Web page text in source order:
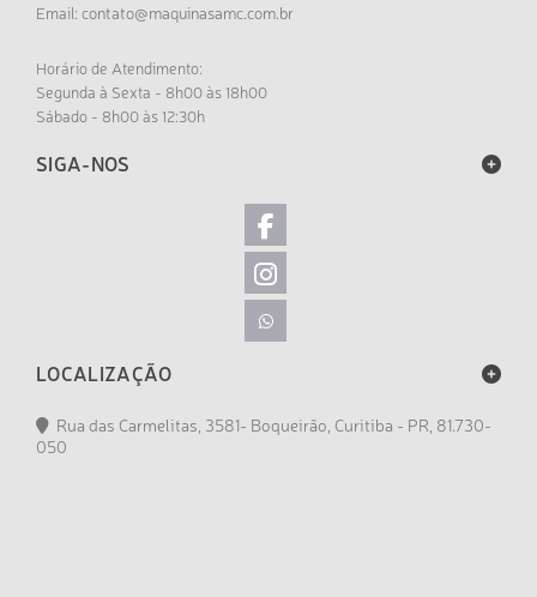
Email: contato@maquinasamc.com.br
Horário de Atendimento:
Segunda à Sexta - 8h00 às 18h00
Sábado - 8h00 às 12:30h
SIGA-NOS
LOCALIZAÇÃO
Rua das Carmelitas, 3581- Boqueirão, Curitiba - PR, 81.730-
050